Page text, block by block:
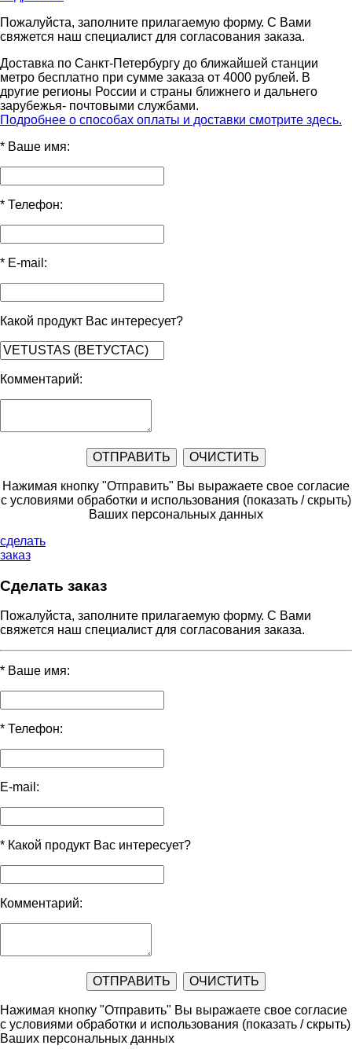
Пожалуйста, заполните прилагаемую форму. С Вами
свяжется наш специалист для согласования заказа.
Доставка по Санкт-Петербургу до ближайшей станции
метро бесплатно при сумме заказа от 4000 рублей. В
другие регионы России и страны ближнего и дальнего
зарубежья- почтовыми службами.
Подробнее о способах оплаты и доставки смотрите здесь.
* Ваше имя:
* Телефон:
* E-mail:
Какой продукт Вас интересует?
Комментарий:
Нажимая кнопку "Отправить" Вы выражаете свое согласие
с условиями обработки и использования (показать / скрыть)
Ваших персональных данных
сделать
заказ
Сделать заказ
Пожалуйста, заполните прилагаемую форму. С Вами
свяжется наш специалист для согласования заказа.
* Ваше имя:
* Телефон:
E-mail:
* Какой продукт Вас интересует?
Комментарий:
Нажимая кнопку "Отправить" Вы выражаете свое согласие
с условиями обработки и использования (показать / скрыть)
Ваших персональных данных